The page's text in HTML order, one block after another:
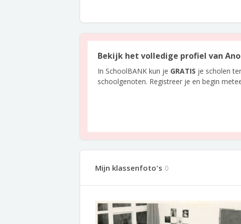
Bekijk het volledige profiel van
In SchoolBANK kun je GRATIS je scholen
schoolgenoten. Registreer je en begin
Mijn klassenfoto's 0